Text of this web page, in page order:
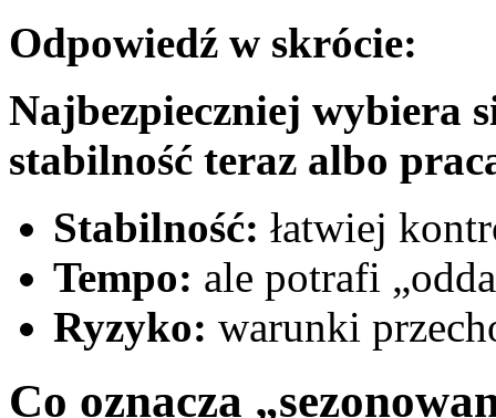
Odpowiedź w skrócie:
Najbezpieczniej wybiera
stabilność teraz albo
Stabilność: łatwiej
Tempo: ale potrafi
Ryzyko: warunki
Co oznacza